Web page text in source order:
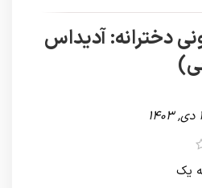
دخترانه: آدیداس
یک